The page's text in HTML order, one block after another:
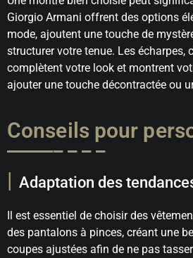
Giorgio Armani offrent des options
mode, ajoutent une touche de
structurer votre tenue. Les
complètent votre look et montrent
ajouter une touche décontractée ou
Conseils pour
Adaptation des
Il est essentiel de choisir des
des pantalons à pinces, créant une
coupes ajustées afin de ne pas